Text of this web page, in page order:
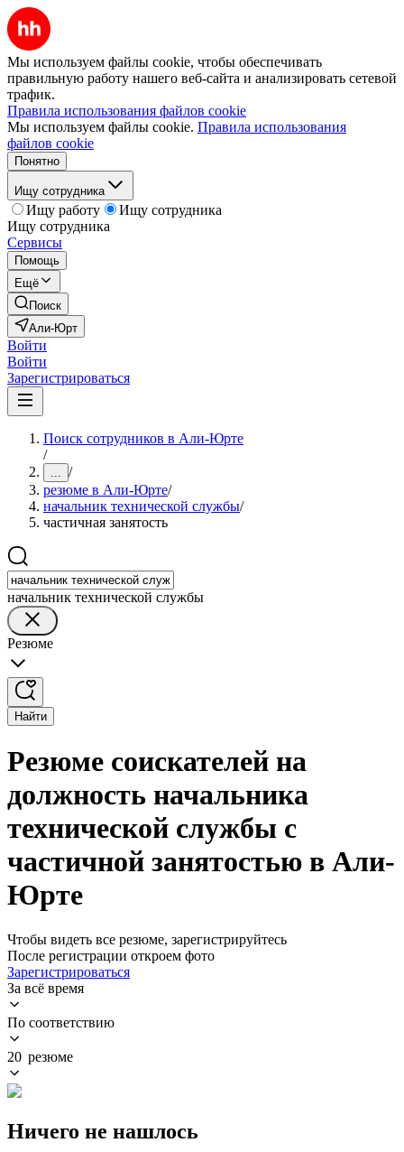
Мы используем файлы cookie, чтобы обеспечивать
правильную работу нашего веб-сайта и анализировать сетевой
трафик.
Правила использования файлов cookie
Мы используем файлы cookie. Правила использования
файлов cookie
Понятно
Ищу сотрудника
Ищу работу
Ищу сотрудника
Ищу сотрудника
Сервисы
Помощь
Ещё
Поиск
Али-Юрт
Войти
Войти
Зарегистрироваться
Поиск сотрудников в Али-Юрте
/
... /
резюме в Али-Юрте/
начальник технической службы/
частичная занятость
начальник технической службы
Резюме
Найти
Резюме соискателей на
должность начальника
технической службы с
частичной занятостью в Али-
Юрте
Чтобы видеть все резюме, зарегистрируйтесь
После регистрации откроем фото
Зарегистрироваться
За всё время
По соответствию
20 резюме
Ничего не нашлось